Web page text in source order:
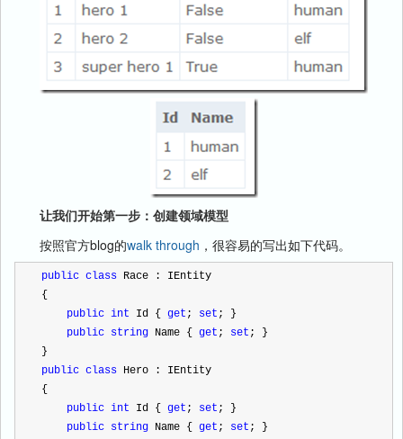
让我们开始第一步：创建领域模型
按照官方blog的walk through ，很容易的写出如下代码。
public class Race : IEntity
{
public int Id { get ; set ; }
public string Name { get ; set ; }
}
public class Hero : IEntity
{
public int Id { get ; set ; }
public string Name { get ; set ; }